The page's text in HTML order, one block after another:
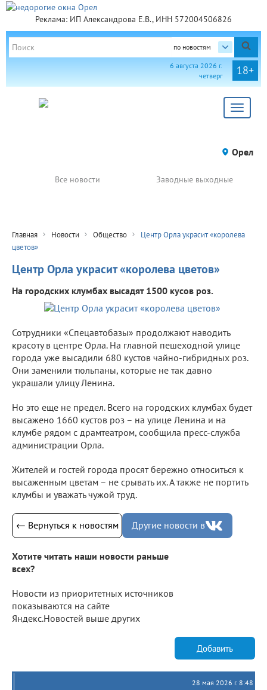
Реклама: ИП Александрова Е.В., ИНН 572004506826
по новостям
18+
6 августа 2026 г.
четверг
Toggle
Орел
Все новости Заводные выходные
Главная Новости Общество
Центр Орла украсит «королева
цветов»
Центр Орла украсит «королева цветов»
На городских клумбах высадят 1500 кусов роз.
Сотрудники «Спецавтобазы» продолжают наводить
красоту в центре Орла. На главной пешеходной улице
города уже высадили 680 кустов чайно-гибридных роз.
Они заменили тюльпаны, которые не так давно
украшали улицу Ленина.
Но это еще не предел. Всего на городских клумбах будет
высажено 1660 кустов роз – на улице Ленина и на
клумбе рядом с драмтеатром, сообщила пресс-служба
администрации Орла.
Жителей и гостей города просят бережно относиться к
высаженным цветам – не срывать их. А также не портить
клумбы и уважать чужой труд.
← Вернуться к новостям Другие новости в
Хотите читать наши новости раньше
всех?
Новости из приоритетных источников
показываются на сайте
Яндекс.Новостей выше других
Добавить
28 мая 2026 г. 8:48